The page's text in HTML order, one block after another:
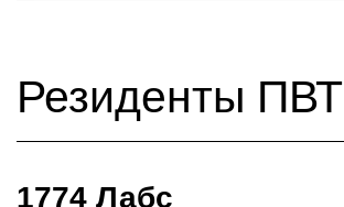
Резиденты ПВТ
1774 Лабс